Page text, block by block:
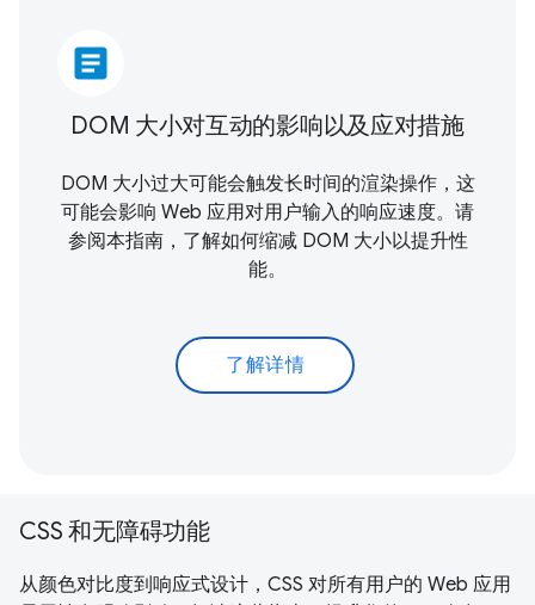
article
DOM 大小对互动的影响以及应对措施
DOM 大小过大可能会触发长时间的渲染操作，这
可能会影响 Web 应用对用户输入的响应速度。请
参阅本指南，了解如何缩减 DOM 大小以提升性
能。
了解详情
CSS 和无障碍功能
从颜色对比度到响应式设计，CSS 对所有用户的 Web 应用